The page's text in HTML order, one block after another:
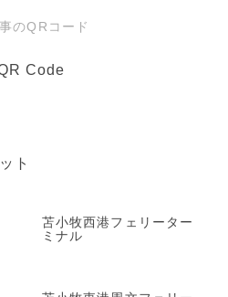
のQRコード
ト
苫小牧西港フェリーター
ミナル